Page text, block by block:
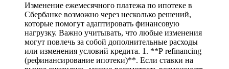
Изменение ежемесячного платежа по ипотеке в
Сбербанке возможно через несколько решений,
которые помогут адаптировать финансовую
нагрузку. Важно учитывать, что любые изменения
могут повлечь за собой дополнительные расходы
или изменения условий кредита. 1. **Р refinancing
(рефинансирование ипотеки)**. Если ставки на